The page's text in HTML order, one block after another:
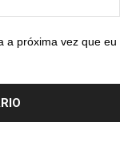
a próxima vez que eu